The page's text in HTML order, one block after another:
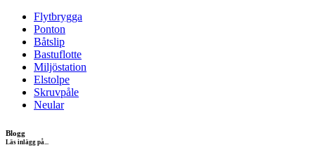
Flytbrygga
Ponton
Båtslip
Bastuflotte
Miljöstation
Elstolpe
Skruvpåle
Neular
Blogg
Läs inlägg på...